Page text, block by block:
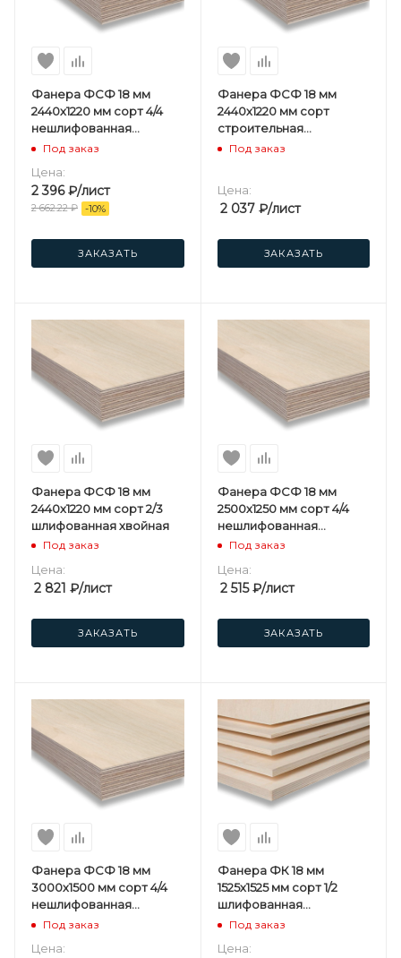
Фанера ФСФ 18 мм
2440х1220 мм сорт 4/4
нешлифованная
березовая
Под заказ
Цена:
2 396₽/лист
2 662.22₽ -10%
ЗАКАЗАТЬ
Фанера ФСФ 18 мм
2440х1220 мм сорт
строительная
нешлифованная
Под заказ
Цена:
2 037₽/лист
ЗАКАЗАТЬ
Фанера ФСФ 18 мм
2440х1220 мм сорт 2/3
шлифованная хвойная
Под заказ
Цена:
2 821 ₽/лист
ЗАКАЗАТЬ
Фанера ФСФ 18 мм
2500х1250 мм сорт 4/4
нешлифованная
березовая
Под заказ
Цена:
2 515₽/лист
ЗАКАЗАТЬ
Фанера ФСФ 18 мм
3000х1500 мм сорт 4/4
нешлифованная
березовая
Под заказ
Цена:
Фанера ФК 18 мм
1525х1525 мм сорт 1/2
шлифованная
березовая
Под заказ
Цена: